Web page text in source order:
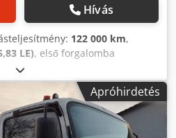
Hívás
122 000 km,
LE), első forgalomba
2012, Renault Premium 340DXI
Gyártási év: 11/2012 Futott
tulajdonos Motor: 7.1 dízel, 335
áfa = 12.100 euró mindennel
Apróhirdetés